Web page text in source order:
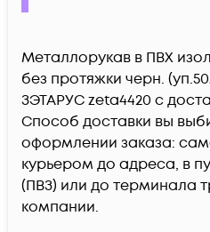
Металлорукав в ПВХ
без протяжки черн.
ЗЭТАРУС zeta4420 c
Способ доставки вы
оформлении заказа:
курьером до адреса, в
(ПВЗ) или до терминала
компании.